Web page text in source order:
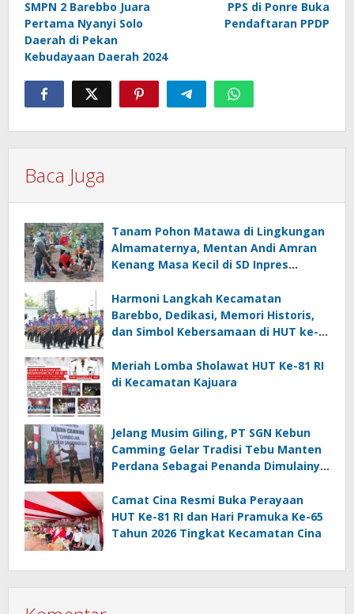
pos
SMPN 2 Barebbo Juara
Pertama Nyanyi Solo
Daerah di Pekan
Kebudayaan Daerah 2024
PPS di Ponre Buka
Pendaftaran PPDP
Baca Juga
Tanam Pohon Matawa di Lingkungan
Almamaternya, Mentan Andi Amran
Kenang Masa Kecil di SD Inpres
Harmoni Langkah Kecamatan
Barebbo, Dedikasi, Memori Historis,
dan Simbol Kebersamaan di HUT ke-
Meriah Lomba Sholawat HUT Ke-81 RI
di Kecamatan Kajuara
Jelang Musim Giling, PT SGN Kebun
Camming Gelar Tradisi Tebu Manten
Perdana Sebagai Penanda Dimulainya
Camat Cina Resmi Buka Perayaan
HUT Ke-81 RI dan Hari Pramuka Ke-65
Tahun 2026 Tingkat Kecamatan Cina